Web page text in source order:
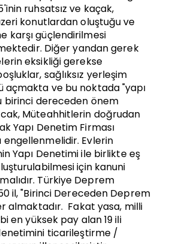
ruhsatsız ve kaçak,
konutlardan oluştuğu ve
karşı güçlendirilmesi
Diğer yandan gerek
eksikliği gerekse
sağlıksız yerleşim
açmakta ve bu noktada "yapı
birinci dereceden önem
Müteahhitlerin doğrudan
Yapı Denetim Firması
engellenmelidir. Evlerin
Yapı Denetimi ile birlikte eş
için kanuni
Türkiye Deprem
il, "Birinci Dereceden Deprem
almaktadır. Fakat yasa, milli
en yüksek pay alan 19 ili
ticarileştirme /